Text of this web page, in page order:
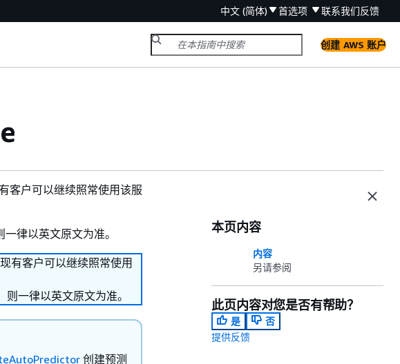
中文 (简体) 首选项 联系我们反馈
创建 AWS 账户
客户可以继续照常使用该服
律以英文原文为准。
有客户可以继续照常使用
一律以英文原文为准。
创建预测
本页内容
内容
另请参阅
此页内容对您是否有帮助？
是
否
提供反馈